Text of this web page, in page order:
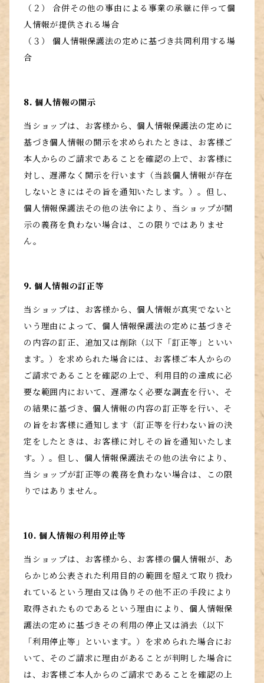
（２） 合併その他の事由による事業の承継に伴って個
人情報が提供される場合
（３） 個人情報保護法の定めに基づき共同利用する場
合
8. 個人情報の開示
当ショップは、お客様から、個人情報保護法の定めに
基づき個人情報の開示を求められたときは、お客様ご
本人からのご請求であることを確認の上で、お客様に
対し、遅滞なく開示を行います（当該個人情報が存在
しないときにはその旨を通知いたします。）。但し、
個人情報保護法その他の法令により、当ショップが開
示の義務を負わない場合は、この限りではありませ
ん。
9. 個人情報の訂正等
当ショップは、お客様から、個人情報が真実でないと
いう理由によって、個人情報保護法の定めに基づきそ
の内容の訂正、追加又は削除（以下「訂正等」といい
ます。）を求められた場合には、お客様ご本人からの
ご請求であることを確認の上で、利用目的の達成に必
要な範囲内において、遅滞なく必要な調査を行い、そ
の結果に基づき、個人情報の内容の訂正等を行い、そ
の旨をお客様に通知します（訂正等を行わない旨の決
定をしたときは、お客様に対しその旨を通知いたしま
す。）。但し、個人情報保護法その他の法令により、
当ショップが訂正等の義務を負わない場合は、この限
りではありません。
10. 個人情報の利用停止等
当ショップは、お客様から、お客様の個人情報が、あ
らかじめ公表された利用目的の範囲を超えて取り扱わ
れているという理由又は偽りその他不正の手段により
取得されたものであるという理由により、個人情報保
護法の定めに基づきその利用の停止又は消去（以下
「利用停止等」といいます。）を求められた場合にお
いて、そのご請求に理由があることが判明した場合に
は、お客様ご本人からのご請求であることを確認の上